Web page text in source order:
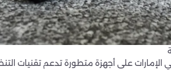
الإمارات على أجهزة متطورة تدعم تقنيات